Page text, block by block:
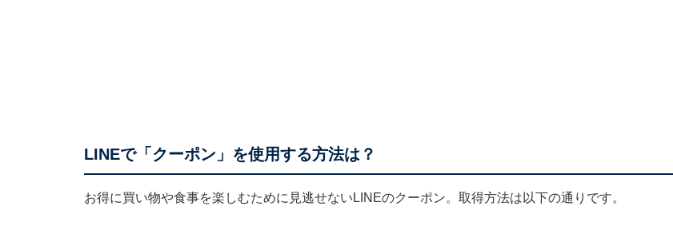
LINEで「クーポン」を使用する方法は？
お得に買い物や食事を楽しむために見逃せないLINEのクーポン。取得方法は以下の通りです。